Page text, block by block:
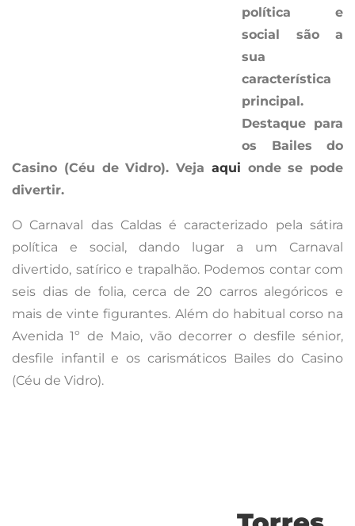
O Carnaval das Caldas é caracterizado pela sátira
política e social, dando lugar a um Carnaval
divertido, satírico e trapalhão. Podemos contar com
seis dias de folia, cerca de 20 carros alegóricos e
mais de vinte figurantes. Além do habitual corso na
Avenida 1º de Maio, vão decorrer o desfile sénior,
desfile infantil e os carismáticos Bailes do Casino
(Céu de Vidro).
Torres
Vedras
– 20/1 a
14/2
deste